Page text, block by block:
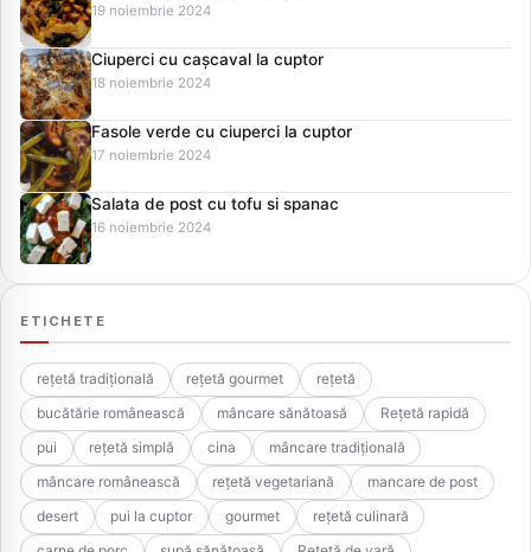
19 noiembrie 2024
Ciuperci cu cașcaval la cuptor
18 noiembrie 2024
Fasole verde cu ciuperci la cuptor
17 noiembrie 2024
Salata de post cu tofu si spanac
16 noiembrie 2024
ETICHETE
rețetă tradițională rețetă gourmet
rețetă
bucătărie românească
mâncare sănătoasă
Rețetă rapidă
pui
rețetă simplă cina
mâncare tradițională
mâncare românească
rețetă vegetariană
mancare de post
desert
pui la cuptor gourmet
rețetă culinară